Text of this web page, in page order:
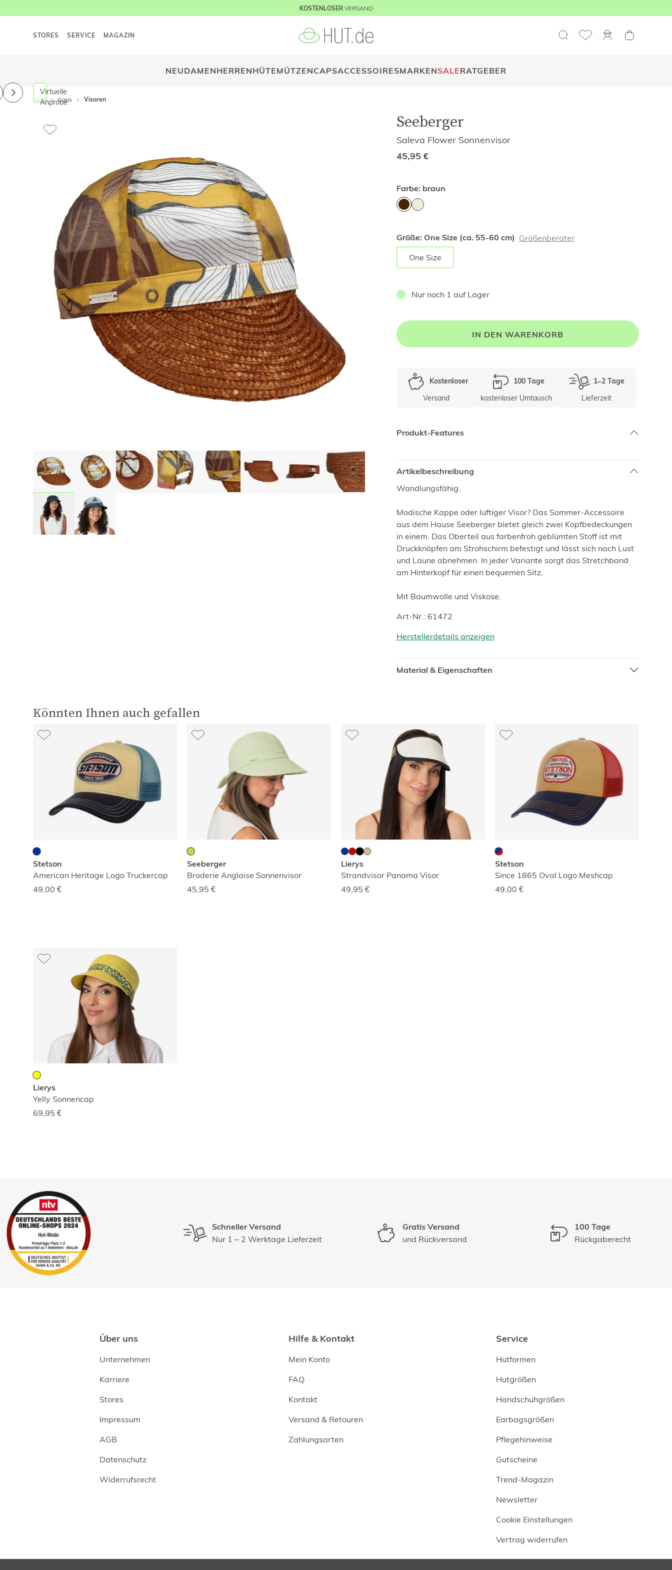
KOSTENLOSERVERSAND
STORES SERVICE MAGAZIN
NEUDAMENHERRENHÜTEMÜTZENCAPSACCESSOIRESMARKENSALERATGEBER
Start Caps Visoren
Virtuelle
Anprobe
Seeberger
Saleva Flower Sonnenvisor
45,95 €
Farbe: braun
Größe: One Size (ca. 55-60 cm) Größenberater
One Size
Nur noch 1 auf Lager
IN DEN WARENKORB
Kostenloser
Versand
100 Tage
kostenloser Umtausch
1–2 Tage
Lieferzeit
Produkt-Features
Artikelbeschreibung
Wandlungsfähig.
Modische Kappe oder luftiger Visor? Das Sommer-Accessoire
aus dem Hause Seeberger bietet gleich zwei Kopfbedeckungen
in einem. Das Oberteil aus farbenfroh geblümten Stoff ist mit
Druckknöpfen am Strohschirm befestigt und lässt sich nach Lust
und Laune abnehmen. In jeder Variante sorgt das Stretchband
am Hinterkopf für einen bequemen Sitz.
Mit Baumwolle und Viskose.
Art-Nr.: 61472
Herstellerdetails anzeigen
Material & Eigenschaften
Könnten Ihnen auch gefallen
Stetson
American Heritage Logo Truckercap
49,00 €
Seeberger
Broderie Anglaise Sonnenvisor
45,95 €
Lierys
Strandvisor Panama Visor
49,95 €
Stetson
Since 1865 Oval Logo Meshcap
49,00 €
Lierys
Yelly Sonnencap
69,95 €
Schneller Versand
Nur 1 – 2 Werktage Lieferzeit
Gratis Versand
und Rückversand
100 Tage
Rückgaberecht
Über uns
Unternehmen
Karriere
Stores
Impressum
AGB
Datenschutz
Widerrufsrecht
Hilfe & Kontakt
Mein Konto
FAQ
Kontakt
Versand & Retouren
Zahlungsarten
Service
Hutformen
Hutgrößen
Handschuhgrößen
Earbagsgrößen
Pflegehinweise
Gutscheine
Trend-Magazin
Newsletter
Cookie Einstellungen
Vertrag widerrufen